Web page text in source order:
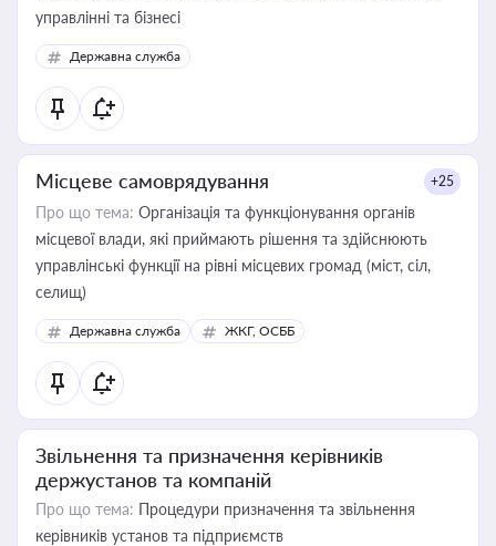
управлінні та бізнесі
Державна служба
Місцеве самоврядування +25
Про що тема: Організація та функціонування органів
місцевої влади, які приймають рішення та здійснюють
управлінські функції на рівні місцевих громад (міст, сіл,
селищ)
Державна служба ЖКГ, ОСББ
Звільнення та призначення керівників
держустанов та компаній
Про що тема: Процедури призначення та звільнення
керівників установ та підприємств